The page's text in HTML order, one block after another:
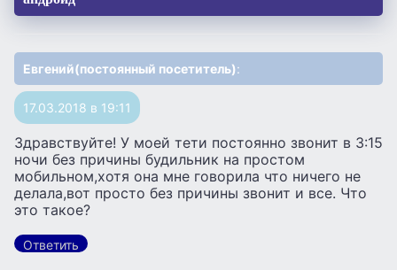
Евгений(постоянный посетитель):
17.03.2018 в 19:11
Здравствуйте! У моей тети постоянно звонит в 3:15
ночи без причины будильник на простом
мобильном,хотя она мне говорила что ничего не
делала,вот просто без причины звонит и все. Что
это такое?
Ответить